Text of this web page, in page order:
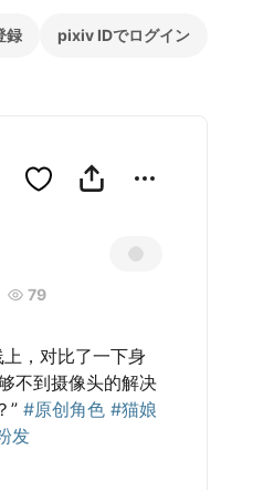
録 pixiv IDでログイン
79
，对比了一下身
不到摄像头的解决
” #原创角色 #猫娘
发